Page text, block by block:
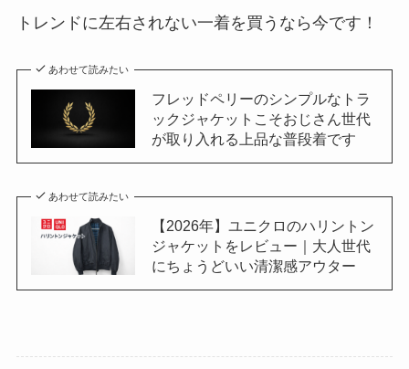
トレンドに左右されない一着を買うなら今です！
あわせて読みたい
フレッドペリーのシンプルなトラ
ックジャケットこそおじさん世代
が取り入れる上品な普段着です
あわせて読みたい
【2026年】ユニクロのハリントン
ジャケットをレビュー｜大人世代
にちょうどいい清潔感アウター